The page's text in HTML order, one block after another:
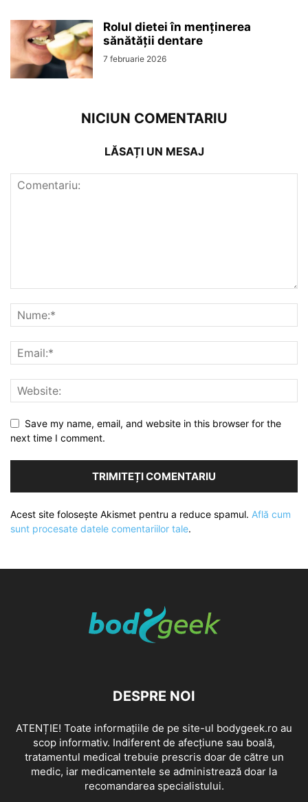
Rolul dietei în menținerea
sănătății dentare
7 februarie 2026
NICIUN COMENTARIU
LĂSAȚI UN MESAJ
Save my name, email, and website in this browser for the
next time I comment.
Acest site folosește Akismet pentru a reduce spamul. Află cum
sunt procesate datele comentariilor tale.
DESPRE NOI
ATENȚIE! Toate informațiile de pe site-ul bodygeek.ro au
scop informativ. Indiferent de afecțiune sau boală,
tratamentul medical trebuie prescris doar de către un
medic, iar medicamentele se administrează doar la
recomandarea specialistului.